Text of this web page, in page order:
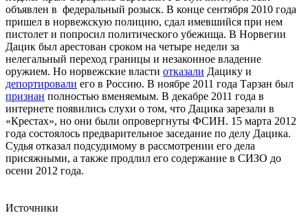
объявлен в федеральный розыск. В конце сентября 2010 года
пришел в норвежскую полицию, сдал имевшийся при нем
пистолет и попросил политического убежища. В Норвегии
Дацик был арестован сроком на четыре недели за
нелегальный переход границы и незаконное владение
оружием. Но норвежские власти отказали Дацику и
депортировали его в Россию. В ноябре 2011 года Тарзан был
признан полностью вменяемым. В декабре 2011 года в
интернете появились слухи о том, что Дацика зарезали в
«Крестах», но они были опровергнуты ФСИН. 15 марта 2012
года состоялось предварительное заседание по делу Дацика.
Судья отказал подсудимому в рассмотрении его дела
присяжными, а также продлил его содержание в СИЗО до
осени 2012 года.
Источники